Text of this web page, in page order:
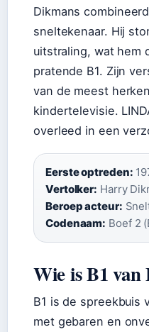
Dikmans
sneltekenaar. Hij
uitstraling, wat hem
pratende B1. Zijn
van de meest
kindertelevisie.
overleed in een
Eerste optreden:
Vertolker: Harry
Beroep acteur:
Codenaam: Boef 2
Wie is B1 van
B1 is de spreekbuis
met gebaren en